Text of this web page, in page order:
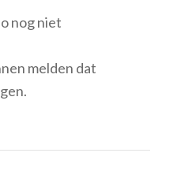
nog niet
melden dat